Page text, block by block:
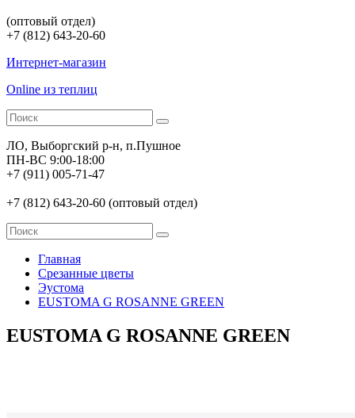
(оптовый отдел)
+7 (812) 643-20-60
Интернет-магазин
Online из теплиц
ЛО, Выборгский р-н, п.Пушное
ПН-ВС 9:00-18:00
+7 (911) 005-71-47
+7 (812) 643-20-60 (оптовый отдел)
Главная
Срезанные цветы
Эустома
EUSTOMA G ROSANNE GREEN
EUSTOMA G ROSANNE GREEN